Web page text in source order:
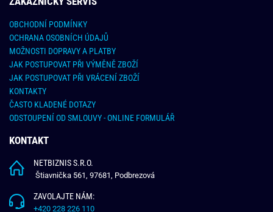
OBCHODNÍ PODMÍNKY
OCHRANA OSOBNÍCH ÚDAJŮ
MOŽNOSTI DOPRAVY A PLATBY
JAK POSTUPOVAT PŘI VÝMĚNĚ ZBOŽÍ
JAK POSTUPOVAT PŘI VRÁCENÍ ZBOŽÍ
KONTAKTY
ČASTO KLADENÉ DOTAZY
ODSTOUPENÍ OD SMLOUVY - ONLINE FORMULÁŘ
KONTAKT
NETBIZNIS S.R.O.
Štiavnička 561, 97681, Podbrezová
ZAVOLAJTE NÁM:
+420 228 226 110